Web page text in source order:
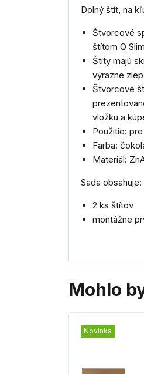
Dolný štít, na
Štvorcové
štítom Q
Štíty majú
výrazne
Štvorcové
vložku a
Použitie:
Farba:
Materiál:
Sada obsahuje:
2 ks štítov
montážne
Mohlo
Novinka